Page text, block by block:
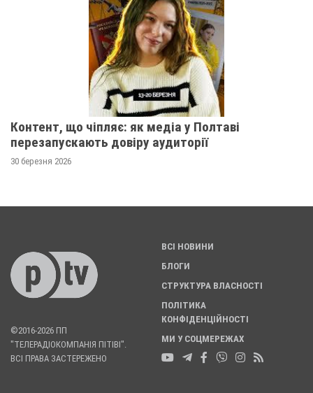
Контент, що чіпляє: як медіа у Полтаві
перезапускають довіру аудиторії
30 березня 2026
©2016-2026 ПП
"ТЕЛЕРАДІОКОМПАНІЯ ПІТІВІ".
ВСІ ПРАВА ЗАСТЕРЕЖЕНО
ВСІ НОВИНИ
БЛОГИ
СТРУКТУРА ВЛАСНОСТІ
ПОЛІТИКА
КОНФІДЕНЦІЙНОСТІ
МИ У СОЦМЕРЕЖАХ